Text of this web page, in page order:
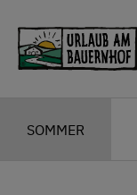
SOMMER